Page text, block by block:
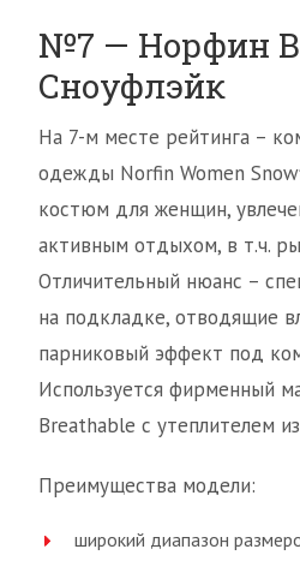
№7 — Норфин
Сноуфлэйк
На 7-м месте рейтинга –
одежды Norfin Women
костюм для женщин,
активным отдыхом, в т.ч.
Отличительный нюанс –
на подкладке, отводящие
парниковый эффект под
Используется фирменный
Breathable с утеплителем
Преимущества модели:
широкий диапазон